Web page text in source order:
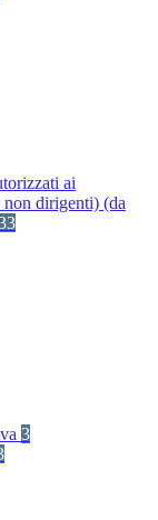
ai
dirigenti) (da
3